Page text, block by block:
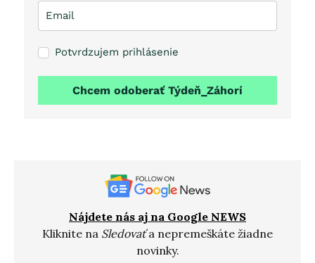
Potvrdzujem prihlásenie
Chcem odoberať Týdeň_Záhorí
Nájdete nás aj na Google NEWS
Kliknite na Sledovaťa nepremeškáte žiadne
novinky.